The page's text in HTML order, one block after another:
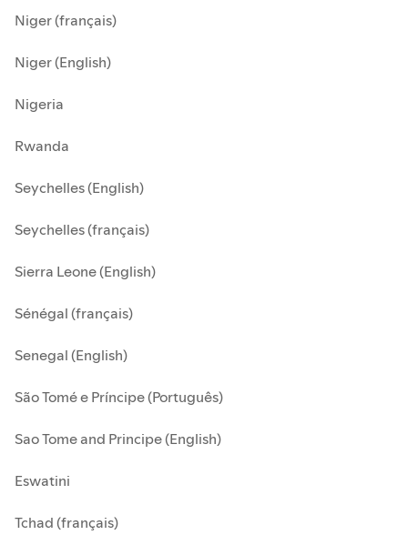
Niger (français)
Niger (English)
Nigeria
Rwanda
Seychelles (English)
Seychelles (français)
Sierra Leone (English)
Sénégal (français)
Senegal (English)
São Tomé e Príncipe (Português)
Sao Tome and Principe (English)
Eswatini
Tchad (français)